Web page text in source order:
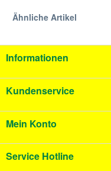
Ähnliche Artikel
Informationen
Kundenservice
Mein Konto
Service Hotline